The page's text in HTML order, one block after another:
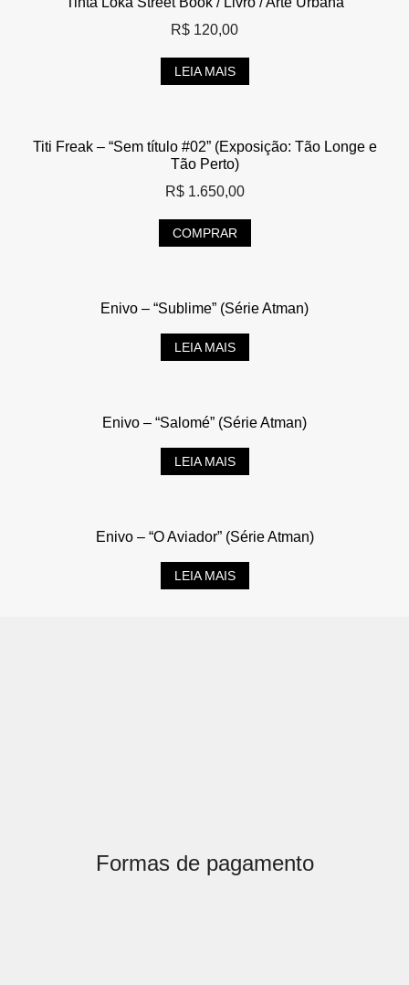
R$ 120,00
LEIA MAIS
Titi Freak – “Sem título #02” (Exposição: Tão Longe e
Tão Perto)
R$1.650,00
COMPRAR
Enivo – “Sublime” (Série Atman)
LEIA MAIS
Enivo – “Salomé” (Série Atman)
LEIA MAIS
Enivo – “O Aviador” (Série Atman)
LEIA MAIS
Formas de pagamento